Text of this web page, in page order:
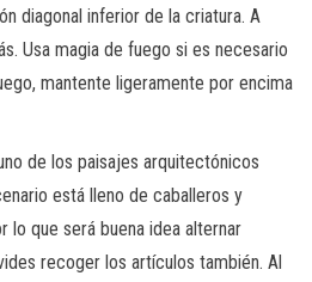
diagonal inferior de la criatura. A
Usa magia de fuego si es necesario
mantente ligeramente por encima
de los paisajes arquitectónicos
está lleno de caballeros y
lo que será buena idea alternar
recoger los artículos también. Al